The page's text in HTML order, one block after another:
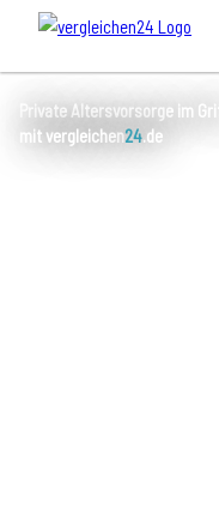
Private Altersvorsorge im Griff
mit vergleichen24.de